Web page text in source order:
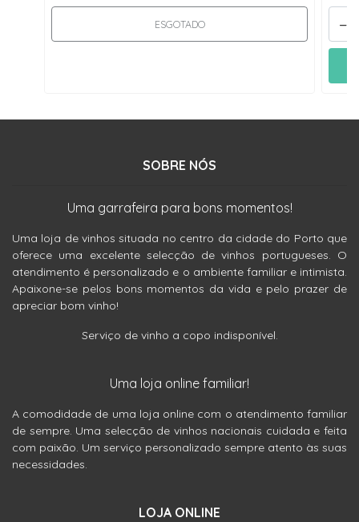
ESGOTADO -
SOBRE NÓS
Uma garrafeira para bons momentos!
Uma loja de vinhos situada no centro da cidade do Porto que
oferece uma excelente selecção de vinhos portugueses. O
atendimento é personalizado e o ambiente familiar e intimista.
Apaixone-se pelos bons momentos da vida e pelo prazer de
apreciar bom vinho!
Serviço de vinho a copo indisponível.
Uma loja online familiar!
A comodidade de uma loja online com o atendimento familiar
de sempre. Uma selecção de vinhos nacionais cuidada e feita
com paixão. Um serviço personalizado sempre atento às suas
necessidades.
LOJA ONLINE